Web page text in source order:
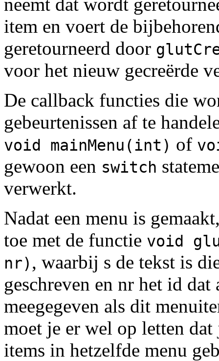
item en voert de
geretourneerd door
voor het nieuw gecreërde
De callback functies die
gebeurtenissen af te
void mainMenu(int) of
gewoon een switch
verwerkt.
Nadat een menu is
toe met de functie void
nr) , waarbij s de tekst is
geschreven en nr het id
meegegeven als dit
moet je er wel op letten
items in hetzelfde menu